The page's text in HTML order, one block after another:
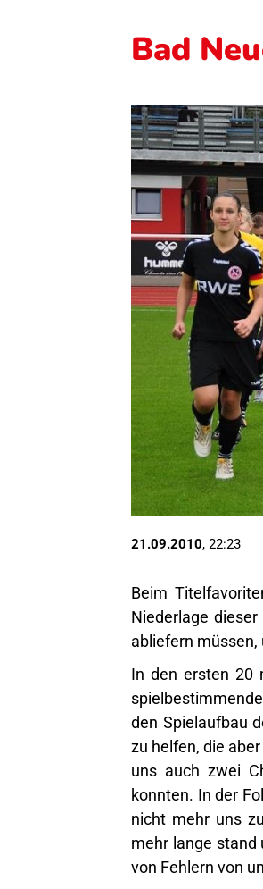
Bad
21.09.2010, 22:23
Beim
Niederlage
abliefern müssen,
In den ersten 20
den Spielaufbau
zu helfen, die
uns auch zwei
konnten. In der
nicht mehr uns
mehr lange stand
von Fehlern von